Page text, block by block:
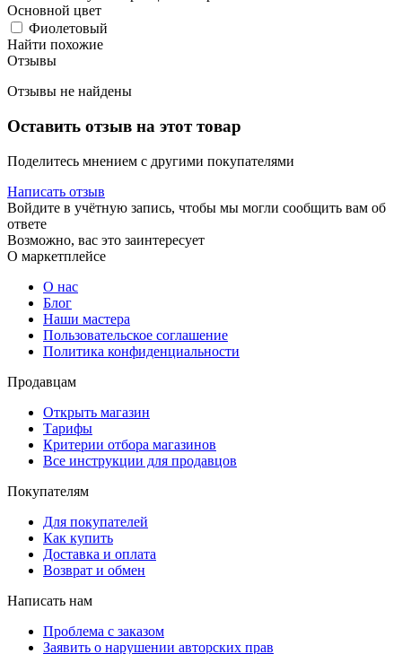
Основной цвет
Фиолетовый
Найти похожие
Отзывы
Отзывы не найдены
Оставить отзыв на этот товар
Поделитесь мнением с другими покупателями
Написать отзыв
Войдите в учётную запись, чтобы мы могли сообщить вам об
ответе
Возможно, вас это заинтересует
О маркетплейсе
О нас
Блог
Наши мастера
Пользовательское соглашение
Политика конфиденциальности
Продавцам
Открыть магазин
Тарифы
Критерии отбора магазинов
Все инструкции для продавцов
Покупателям
Для покупателей
Как купить
Доставка и оплата
Возврат и обмен
Написать нам
Проблема с заказом
Заявить о нарушении авторских прав